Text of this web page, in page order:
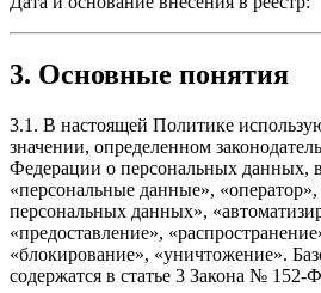
3. Основные понятия
3.1. В настоящей Политике
значении, определенном
Федерации о персональных данных,
«персональные данные», «оператор»,
персональных данных»,
«предоставление»,
«блокирование», «уничтожение».
содержатся в статье 3 Закона № 152-